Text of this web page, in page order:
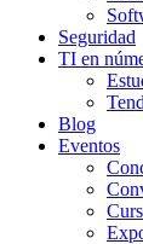
Seguridad
TI en
Blog
Eventos